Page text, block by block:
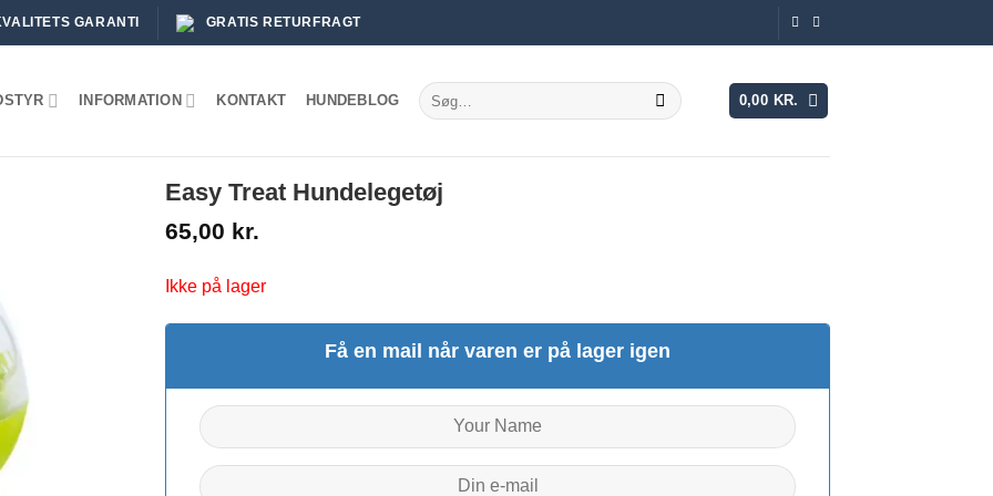
GARANTI GRATIS RETURFRAGT
INFORMATION KONTAKT HUNDEBLOG
Søg
efter:
0,00 KR.
Easy Treat Hundelegetøj
65,00 kr.
Ikke på lager
Få en mail når varen er på lager igen